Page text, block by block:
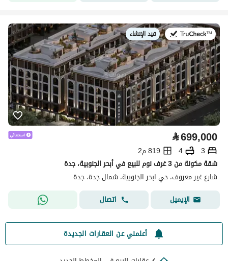
في:قيد الإنشاء
⃁699,000
3
4
819 م2
شقة مكونة من 3 غرف نوم للبيع في أبحر الجنوبية، جدة
شارع غير معروف، حي ابحر الجنوبية، شمال جدة، جدة
الإيميل
اتصال
أعلمني عن العقارات الجديدة